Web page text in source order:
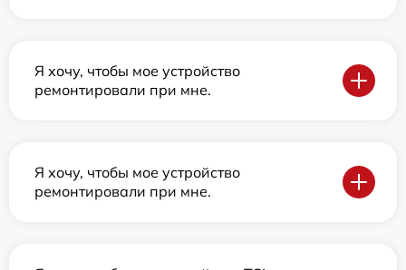
Я хочу, чтобы мое устройство
ремонтировали при мне.
Я хочу, чтобы мое устройство
ремонтировали при мне.